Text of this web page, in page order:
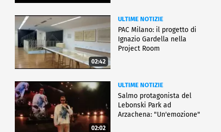
02:42
ULTIME NOTIZIE
PAC Milano: il progetto di
Ignazio Gardella nella
Project Room
02:02
ULTIME NOTIZIE
Salmo protagonista del
Lebonski Park ad
Arzachena: "Un'emozione"